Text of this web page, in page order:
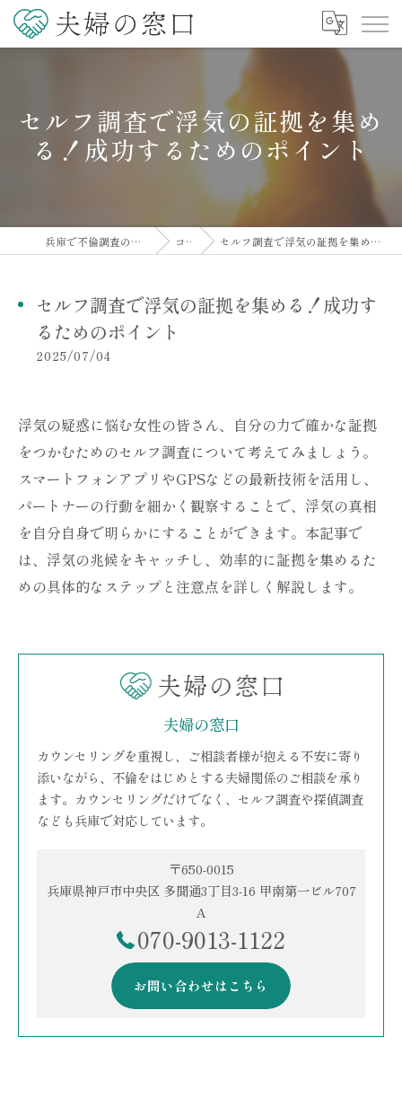
セルフ調査で浮気の証拠を集め
る！成功するためのポイント
兵庫で不倫調査の相談なら夫婦の窓口 コラム セルフ調査で浮気の証拠を集める！成功するためのポイント
セルフ調査で浮気の証拠を集める！成功す
るためのポイント
2025/07/04
浮気の疑惑に悩む女性の皆さん、自分の力で確かな証拠
をつかむためのセルフ調査について考えてみましょう。
スマートフォンアプリやGPSなどの最新技術を活用し、
パートナーの行動を細かく観察することで、浮気の真相
を自分自身で明らかにすることができます。本記事で
は、浮気の兆候をキャッチし、効率的に証拠を集めるた
めの具体的なステップと注意点を詳しく解説します。
夫婦の窓口
カウンセリングを重視し、ご相談者様が抱える不安に寄り
添いながら、不倫をはじめとする夫婦関係のご相談を承り
ます。カウンセリングだけでなく、セルフ調査や探偵調査
なども兵庫で対応しています。
〒650-0015
兵庫県神戸市中央区 多聞通3丁目3-16 甲南第一ビル707
A
070-9013-1122
お問い合わせはこちら